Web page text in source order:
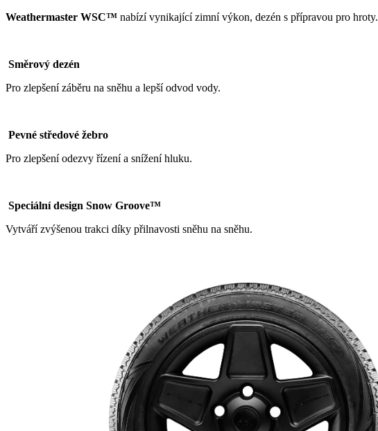
Weathermaster WSC™ nabízí vynikající zimní výkon, dezén s přípravou pro hroty.
Směrový dezén
Pro zlepšení záběru na sněhu a lepší odvod vody.
Pevné středové žebro
Pro zlepšení odezvy řízení a snížení hluku.
Speciální design Snow Groove™
Vytváří zvýšenou trakci díky přilnavosti sněhu na sněhu.